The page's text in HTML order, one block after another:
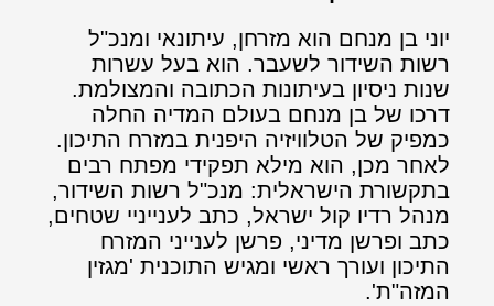
יוני בן מנחם הוא מזרחן, עיתונאי ומנכ"ל
רשות השידור לשעבר. הוא בעל עשרות
שנות ניסיון בעיתונות הכתובה והמצולמת.
דרכו של בן מנחם בעולם המדיה החלה
כמפיק של הטלוויזיה היפנית במזרח התיכון.
לאחר מכן, הוא מילא תפקידי מפתח רבים
בתקשורת הישראלית: מנכ"ל רשות השידור,
מנהל רדיו קול ישראל, כתב לענייניי שטחים,
כתב ופרשן מדיני, פרשן לענייני המזרח
התיכון ועורך ראשי ומגיש התוכנית 'מגזין
המזה"ת'.